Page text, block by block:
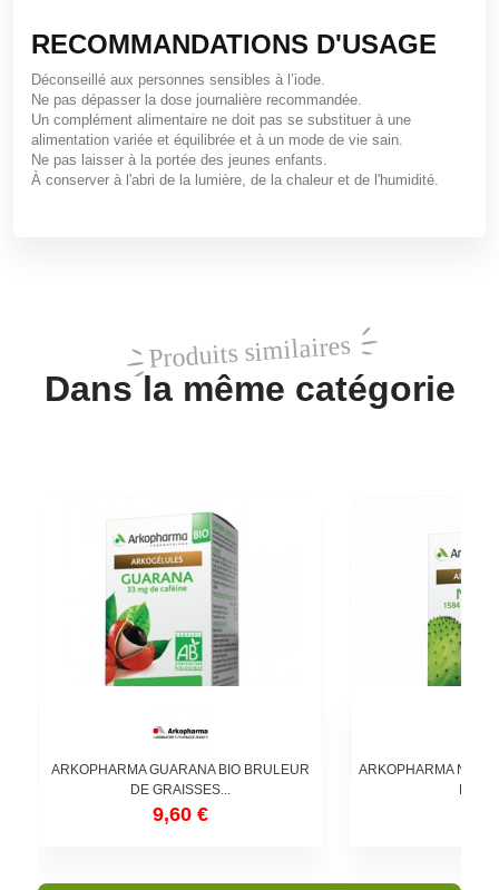
RECOMMANDATIONS D'USAGE
Déconseillé aux personnes sensibles à l’iode.
Ne pas dépasser la dose journalière recommandée.
Un complément alimentaire ne doit pas se substituer à une
alimentation variée et équilibrée et à un mode de vie sain.
Ne pas laisser à la portée des jeunes enfants.
À conserver à l'abri de la lumière, de la chaleur et de l'humidité.
Produits similaires
Dans la même catégorie
ARKOPHARMA GUARANA BIO BRULEUR
DE GRAISSES...
9,60 €
ARKOPHARMA
FAIM